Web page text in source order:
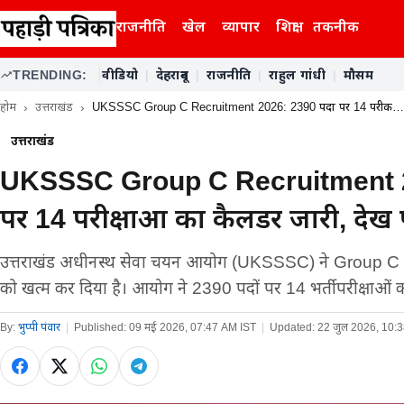
राजनीति खेल व्यापार शिक्षा
तकनीक
TRENDING: वीडियो | देहरादून | राजनीति | राहुल गांधी | मौसम
होम उत्तराखंड UKSSSC Group C Recruitment 2026: 2390 पदों पर 14 परीक…
उत्तराखंड
UKSSSC Group C Recruitment
पर 14 परीक्षाओं का कैलेंडर जारी, देखें
उत्तराखंड अधीनस्थ सेवा चयन आयोग (UKSSSC) ने Group C
को खत्म कर दिया है। आयोग ने 2390 पदों पर 14 भर्ती
By: भुप्पी पंवार Published: 09 मई 2026, 07:47 AM IST Updated: 22 जुल 2026,